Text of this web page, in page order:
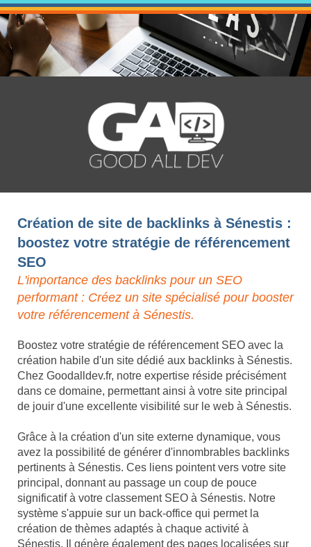
Création de site de backlinks à Sénestis :
boostez votre stratégie de référencement
SEO
L'importance des backlinks pour un SEO
performant : Créez un site spécialisé pour booster
votre référencement à Sénestis.
Boostez votre stratégie de référencement SEO avec la
création habile d'un site dédié aux backlinks à Sénestis.
Chez Goodalldev.fr, notre expertise réside précisément
dans ce domaine, permettant ainsi à votre site principal
de jouir d'une excellente visibilité sur le web à Sénestis.
Grâce à la création d'un site externe dynamique, vous
avez la possibilité de générer d'innombrables backlinks
pertinents à Sénestis. Ces liens pointent vers votre site
principal, donnant au passage un coup de pouce
significatif à votre classement SEO à Sénestis. Notre
système s'appuie sur un back-office qui permet la
création de thèmes adaptés à chaque activité à
Sénestis. Il génère également des pages localisées sur